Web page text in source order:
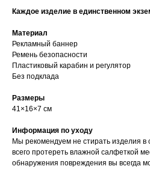
Каждое изделие в единственном
Материал
Рекламный баннер
Ремень безопасности
Пластиковый карабин и регулятор
Без подклада
Размеры
41×16×7 см
Информация по уходу
Мы рекомендуем не стирать изделия
всего протереть влажной салфеткой
обнаружения повреждения вы всегда